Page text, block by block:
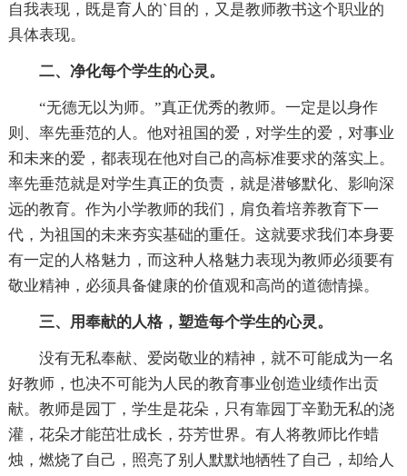
自我表现，既是育人的`目的，又是教师教书这个职业的
具体表现。
二、净化每个学生的心灵。
“无德无以为师。”真正优秀的教师。一定是以身作
则、率先垂范的人。他对祖国的爱，对学生的爱，对事业
和未来的爱，都表现在他对自己的高标准要求的落实上。
率先垂范就是对学生真正的负责，就是潜够默化、影响深
远的教育。作为小学教师的我们，肩负着培养教育下一
代，为祖国的未来夯实基础的重任。这就要求我们本身要
有一定的人格魅力，而这种人格魅力表现为教师必须要有
敬业精神，必须具备健康的价值观和高尚的道德情操。
三、用奉献的人格，塑造每个学生的心灵。
没有无私奉献、爱岗敬业的精神，就不可能成为一名
好教师，也决不可能为人民的教育事业创造业绩作出贡
献。教师是园丁，学生是花朵，只有靠园丁辛勤无私的浇
灌，花朵才能茁壮成长，芬芳世界。有人将教师比作蜡
烛，燃烧了自己，照亮了别人默默地牺牲了自己，却给人